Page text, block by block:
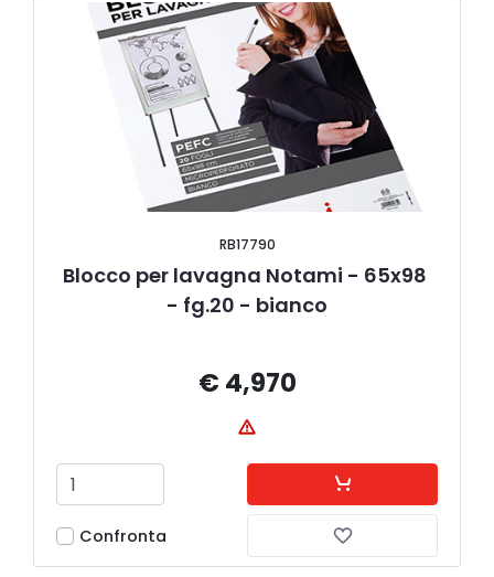
RB17790
Blocco per lavagna Notami - 65x98
- fg.20 - bianco
€ 4,970
Confronta